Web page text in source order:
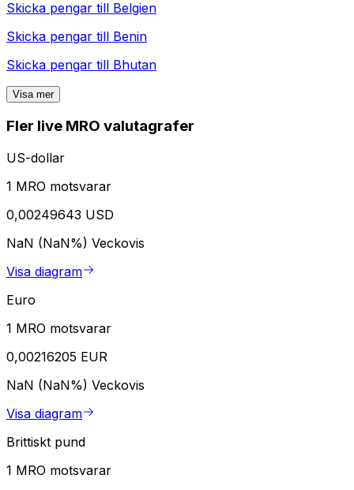
Skicka pengar till Belgien
Skicka pengar till Benin
Skicka pengar till Bhutan
Visa mer
Fler live MRO valutagrafer
US-dollar
1 MRO motsvarar
0,00249643 USD
NaN (NaN%) Veckovis
Visa diagram
Euro
1 MRO motsvarar
0,00216205 EUR
NaN (NaN%) Veckovis
Visa diagram
Brittiskt pund
1 MRO motsvarar